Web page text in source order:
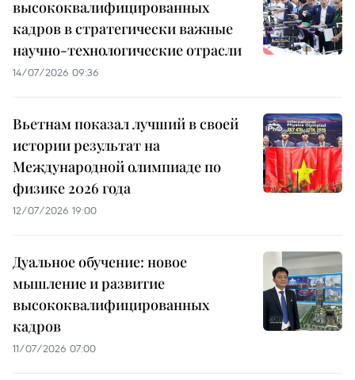
высококвалифицированных
кадров в стратегически важные
научно-технологические отрасли
14/07/2026 09:36
Вьетнам показал лучший в своей
истории результат на
Международной олимпиаде по
физике 2026 года
12/07/2026 19:00
Дуальное обучение: новое
мышление и развитие
высококвалифицированных
кадров
11/07/2026 07:00